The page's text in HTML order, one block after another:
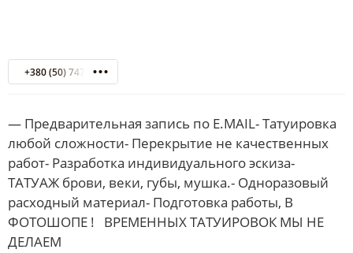
+380 (50) 747840
— Предварительная запись по E.MAIL- Татуировка
любой сложности- Перекрытие не качественных
работ- Разработка индивидуального эскиза-
ТАТУАЖ брови, веки, губы, мушка.- Одноразовый
расходный материал- Подготовка работы, В
ФОТОШОПЕ ! ВРЕМЕННЫХ ТАТУИРОВОК МЫ НЕ
ДЕЛАЕМ